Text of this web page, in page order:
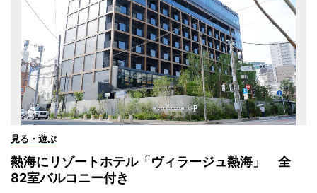
見る・遊ぶ
熱海にリゾートホテル「ヴィラージュ熱海」 全
82室バルコニー付き